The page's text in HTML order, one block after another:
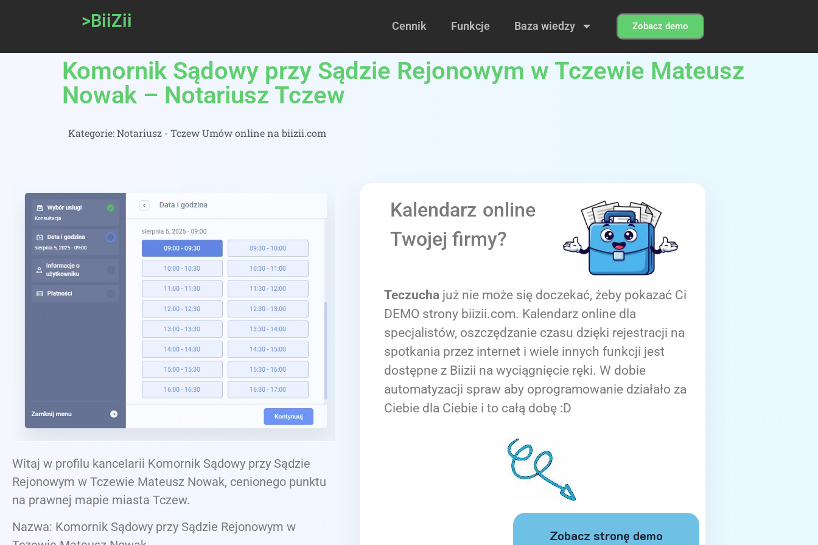
>BiiZii Cennik Funkcje Baza wiedzy Zobacz demo
Komornik Sądowy przy Sądzie Rejonowym w Tczewie Mateusz
Nowak – Notariusz Tczew
Kategorie:Notariusz - Tczew Umów online na biizii.com
Witaj w profilu kancelarii Komornik Sądowy przy Sądzie
Rejonowym w Tczewie Mateusz Nowak, cenionego punktu
na prawnej mapie miasta Tczew.
Nazwa: Komornik Sądowy przy Sądzie Rejonowym w
Kalendarz online
Twojej firmy?
Teczucha już nie może się doczekać, żeby pokazać Ci
DEMO strony biizii.com. Kalendarz online dla
specjalistów, oszczędzanie czasu dzięki rejestracji na
spotkania przez internet i wiele innych funkcji jest
dostępne z Biizii na wyciągnięcie ręki. W dobie
automatyzacji spraw aby oprogramowanie działało za
Ciebie dla Ciebie i to całą dobę :D
Zobacz stronę demo